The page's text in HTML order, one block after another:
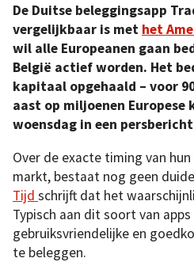
De Duitse beleggingsapp
vergelijkbaar is met het
wil alle Europeanen gaan
België actief worden. Het
kapitaal opgehaald – voor
aast op miljoenen
woensdag in een
Over de exacte timing van
markt, bestaat nog geen
Tijd schrijft dat het
Typisch aan dit soort van
gebruiksvriendelijke en
te beleggen.